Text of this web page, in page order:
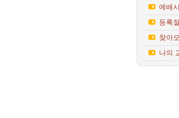
예배
등록
찾아
나의